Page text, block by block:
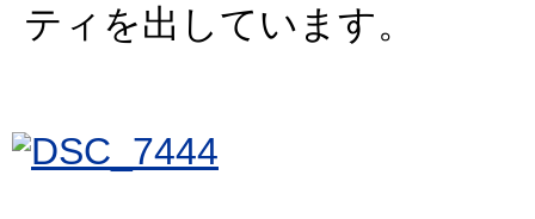
ティを出しています。